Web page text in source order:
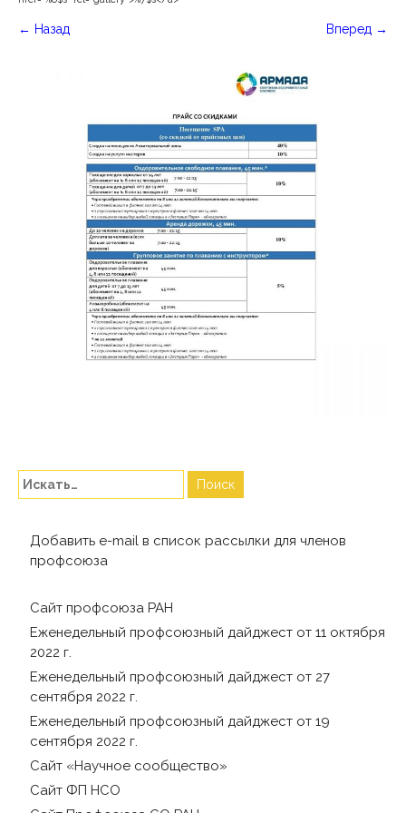
← Назад Вперед →
Добавить e-mail в список рассылки для членов
профсоюза
Сайт профсоюза РАН
Еженедельный профсоюзный дайджест от 11 октября
2022 г.
Еженедельный профсоюзный дайджест от 27
сентября 2022 г.
Еженедельный профсоюзный дайджест от 19
сентября 2022 г.
Сайт «Научное сообщество»
Сайт ФП НСО